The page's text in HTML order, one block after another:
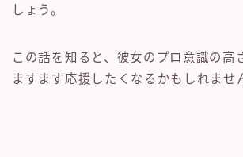
しょう。
この話を知ると、彼女のプロ意識の高
ますます応援したくなるかもしれませ